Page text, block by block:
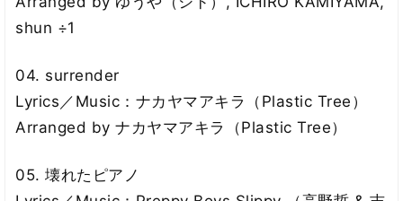
shun ÷1
04. surrender
Lyrics／Music：ナカヤマアキラ（Plastic Tree）
Arranged by ナカヤマアキラ（Plastic Tree）
05. 壊れたピアノ